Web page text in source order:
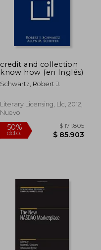
50% $
credit and collection
know how (en Inglés)
Schwartz, Robert J.
Literary Licensing, Llc, 2012,
Nuevo